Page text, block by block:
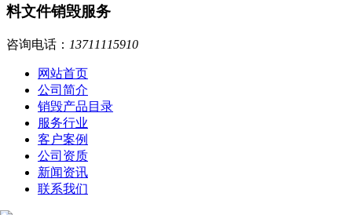
料文件销毁服务
咨询电话： 13711115910
网站首页
公司简介
销毁产品目录
服务行业
客户案例
公司资质
新闻资讯
联系我们